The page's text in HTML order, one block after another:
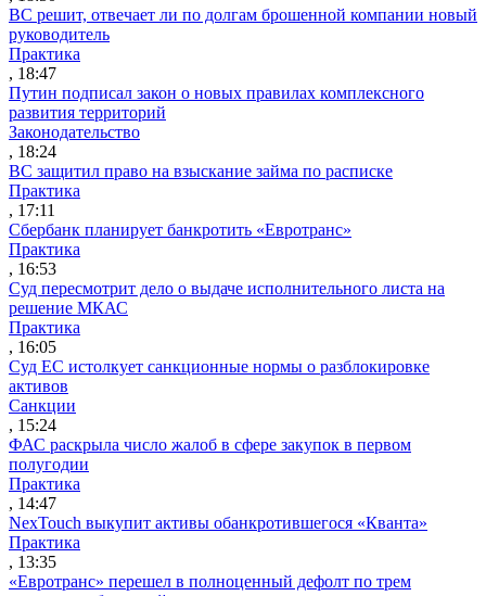
ВС решит, отвечает ли по долгам брошенной компании новый
руководитель
Практика
, 18:47
Путин подписал закон о новых правилах комплексного
развития территорий
Законодательство
, 18:24
ВС защитил право на взыскание займа по расписке
Практика
, 17:11
Сбербанк планирует банкротить «Евротранс»
Практика
, 16:53
Суд пересмотрит дело о выдаче исполнительного листа на
решение МКАС
Практика
, 16:05
Суд ЕС истолкует санкционные нормы о разблокировке
активов
Санкции
, 15:24
ФАС раскрыла число жалоб в сфере закупок в первом
полугодии
Практика
, 14:47
NexTouch выкупит активы обанкротившегося «Кванта»
Практика
, 13:35
«Евротранс» перешел в полноценный дефолт по трем